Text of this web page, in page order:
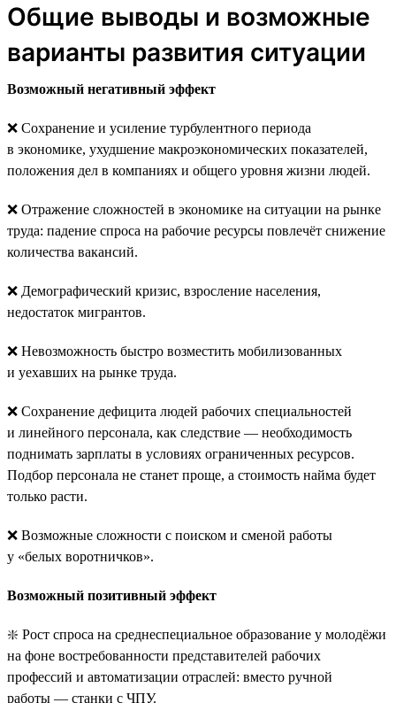
Общие выводы и возможные
варианты развития ситуации
Возможный негативный эффект
❌ Сохранение и усиление турбулентного периода
в экономике, ухудшение макроэкономических показателей,
положения дел в компаниях и общего уровня жизни людей.
❌ Отражение сложностей в экономике на ситуации на рынке
труда: падение спроса на рабочие ресурсы повлечёт снижение
количества вакансий.
❌ Демографический кризис, взросление населения,
недостаток мигрантов.
❌ Невозможность быстро возместить мобилизованных
и уехавших на рынке труда.
❌ Сохранение дефицита людей рабочих специальностей
и линейного персонала, как следствие — необходимость
поднимать зарплаты в условиях ограниченных ресурсов.
Подбор персонала не станет проще, а стоимость найма будет
только расти.
❌ Возможные сложности с поиском и сменой работы
у «белых воротничков».
Возможный позитивный эффект
❇️ Рост спроса на среднеспециальное образование у молодёжи
на фоне востребованности представителей рабочих
профессий и автоматизации отраслей: вместо ручной
работы — станки с ЧПУ.